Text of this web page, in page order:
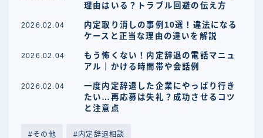
理由はいる？トラブル回避の伝え方
内定取り消しの事例10選！違法になる
ケースと正当な理由の違いを解説
2026.02.04
もう怖くない！内定辞退の電話マニュ
アル｜かける時間帯や会話例
2026.02.04
一度内定辞退した企業にやっぱり行き
たい…再応募は失礼？成功させるコツ
と注意点
2026.02.04
その他 内定辞退相談